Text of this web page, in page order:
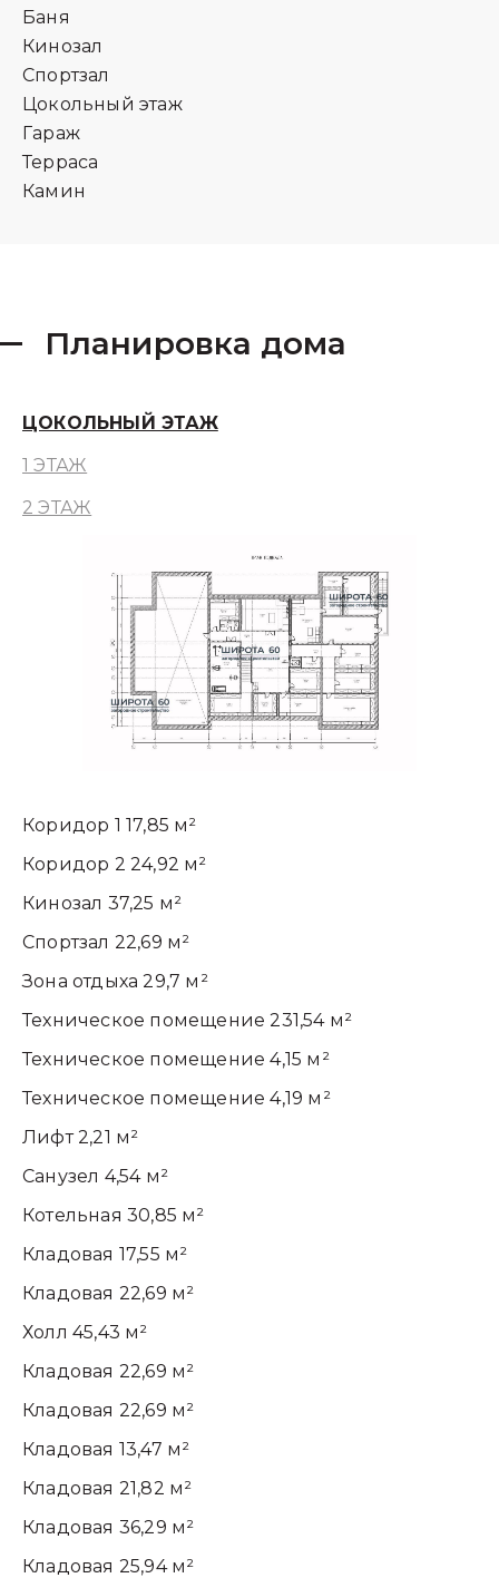
Терраса
Камин
Цокольный этаж
Кинозал
Баня
Спортзал
Гараж
Планировка дома
ЦОКОЛЬНЫЙ ЭТАЖ
1 ЭТАЖ
Коридор 1 17,85 м²
Кинозал 37,25 м²
Зона отдыха 29,7 м²
Техническое помещение 231,54 м²
Санузел 4,54 м²
Холл 45,43 м²
2 ЭТАЖ
Коридор 2 24,92 м²
Техническое помещение 4,15 м²
Техническое помещение 4,19 м²
Лифт 2,21 м²
Котельная 30,85 м²
Кладовая 17,55 м²
Кладовая 22,69 м²
Кладовая 22,69 м²
Кладовая 22,69 м²
Кладовая 13,47 м²
Кладовая 21,82 м²
Кладовая 36,29 м²
Кладовая 25,94 м²
Спортзал 22,69 м²